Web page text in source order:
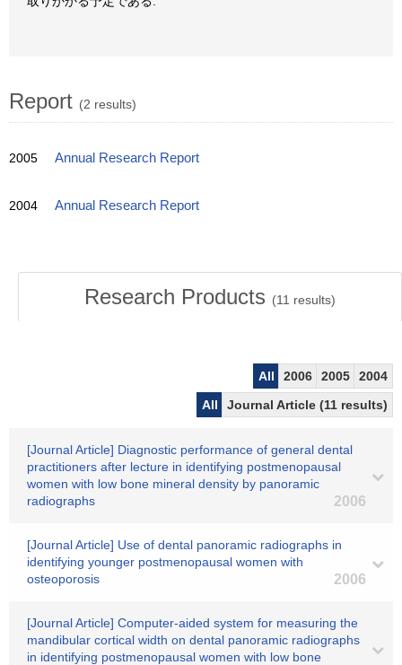
Report (2 results)
2005 Annual Research Report
2004 Annual Research Report
Research Products (11 results)
All 2006 2005
2004
All
Journal Article (11 results)
[Journal Article] Diagnostic performance of general dental
practitioners after lecture in identifying postmenopausal
women with low bone mineral density by panoramic
radiographs
2006
[Journal Article] Use of dental panoramic radiographs in
identifying younger postmenopausal women with
osteoporosis
2006
[Journal Article] Computer-aided system for measuring the
mandibular cortical width on dental panoramic radiographs
in identifying postmenopausal women with low bone